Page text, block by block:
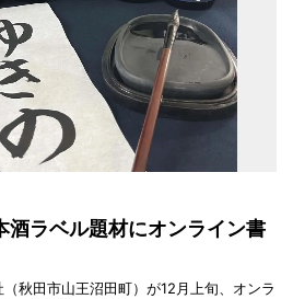
酒ラベル題材にオンライン書
秋田市山王沼田町）が12月上旬、オンラ